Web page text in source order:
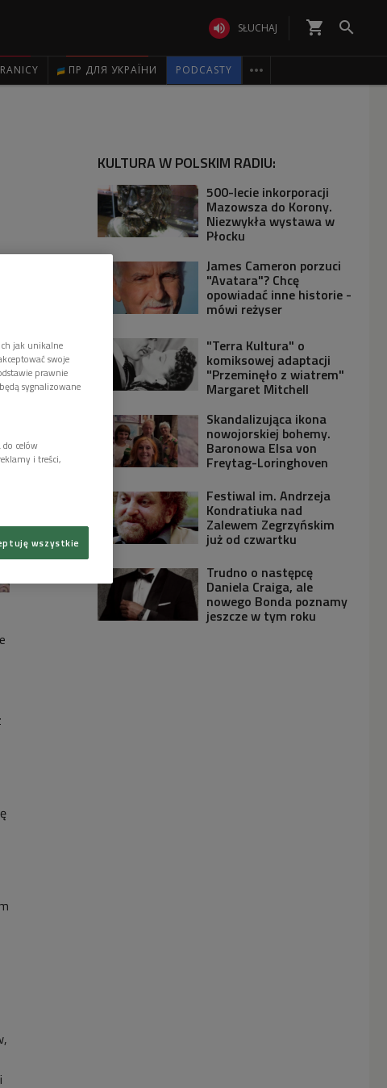
 SŁUCHAJ shopping_cart 
ПР ДЛЯ УКРАЇНИ PODCASTY 
KULTURA W POLSKIM RADIU:
500-lecie inkorporacji
Mazowsza do Korony.
Niezwykła wystawa w
Płocku
James Cameron porzuci
"Avatara"? Chcę
opowiadać inne historie -
mówi reżyser
"Terra Kultura" o
komiksowej adaptacji
"Przeminęło z wiatrem"
Margaret Mitchell
Skandalizująca ikona
nowojorskiej bohemy.
Baronowa Elsa von
Freytag-Loringhoven
Festiwal im. Andrzeja
Kondratiuka nad
Zalewem Zegrzyńskim
już od czwartku
Trudno o następcę
Daniela Craiga, ale
nowego Bonda poznamy
jeszcze w tym roku
jak unikalne
swoje
prawnie
sygnalizowane
celów
i treści,
wszystkie